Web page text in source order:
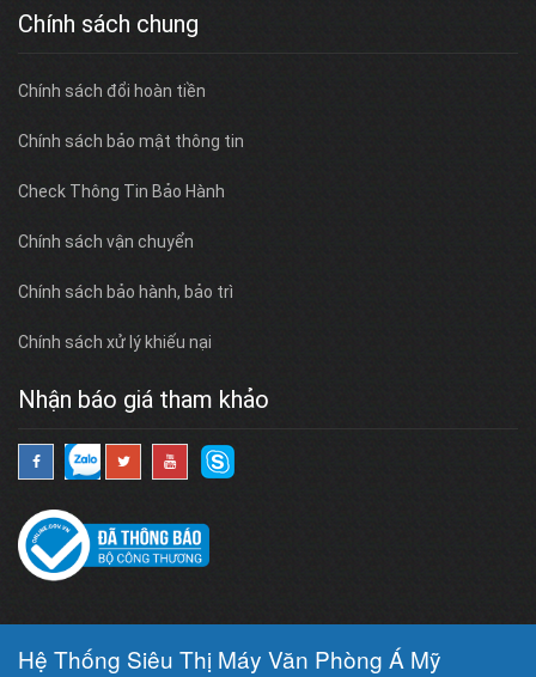
Chính sách chung
Chính sách đổi hoàn tiền
Chính sách bảo mật thông tin
Check Thông Tin Bảo Hành
Chính sách vận chuyển
Chính sách bảo hành, bảo trì
Chính sách xử lý khiếu nại
Nhận báo giá tham khảo
Hệ Thống Siêu Thị Máy Văn Phòng Á Mỹ